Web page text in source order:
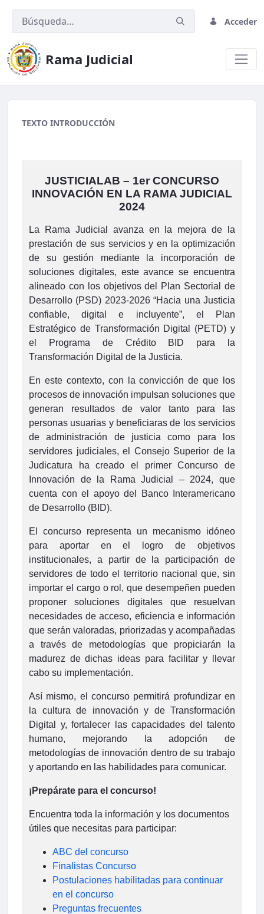
Acceder
Rama Judicial
foros.png
TEXTO INTRODUCCIÓN
JUSTICIALAB – 1er CONCURSO
INNOVACIÓN EN LA RAMA JUDICIAL
2024
La Rama Judicial avanza en la mejora de la
prestación de sus servicios y en la optimización
de su gestión mediante la incorporación de
soluciones digitales, este avance se encuentra
alineado con los objetivos del Plan Sectorial de
Desarrollo (PSD) 2023-2026 “Hacia una Justicia
confiable, digital e incluyente”, el Plan
Estratégico de Transformación Digital (PETD) y
el Programa de Crédito BID para la
Transformación Digital de la Justicia.
En este contexto, con la convicción de que los
procesos de innovación impulsan soluciones que
generan resultados de valor tanto para las
personas usuarias y beneficiaras de los servicios
de administración de justicia como para los
servidores judiciales, el Consejo Superior de la
Judicatura ha creado el primer Concurso de
Innovación de la Rama Judicial – 2024, que
cuenta con el apoyo del Banco Interamericano
de Desarrollo (BID).
El concurso representa un mecanismo idóneo
para aportar en el logro de objetivos
institucionales, a partir de la participación de
servidores de todo el territorio nacional que, sin
importar el cargo o rol, que desempeñen pueden
proponer soluciones digitales que resuelvan
necesidades de acceso, eficiencia e información
que serán valoradas, priorizadas y acompañadas
a través de metodologías que propiciarán la
madurez de dichas ideas para facilitar y llevar
cabo su implementación.
Así mismo, el concurso permitirá profundizar en
la cultura de innovación y de Transformación
Digital y, fortalecer las capacidades del talento
humano, mejorando la adopción de
metodologías de innovación dentro de su trabajo
y aportando en las habilidades para comunicar.
¡Prepárate para el concurso!
Encuentra toda la información y los documentos
útiles que necesitas para participar:
ABC del concurso
Finalistas Concurso
Postulaciones habilitadas para continuar
en el concurso
Preguntas frecuentes